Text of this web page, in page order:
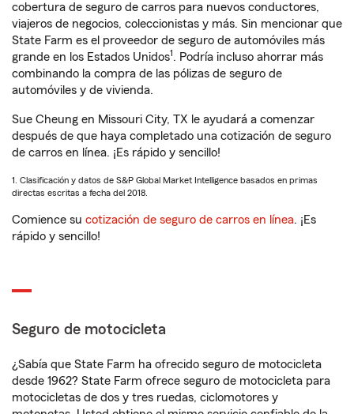
cobertura de seguro de carros para nuevos conductores,
viajeros de negocios, coleccionistas y más. Sin mencionar que
State Farm es el proveedor de seguro de automóviles más
grande en los Estados Unidos1. Podría incluso ahorrar más
combinando la compra de las pólizas de seguro de
automóviles y de vivienda.
Sue Cheung en Missouri City, TX le ayudará a comenzar
después de que haya completado una cotización de seguro
de carros en línea. ¡Es rápido y sencillo!
1. Clasificación y datos de S&P Global Market Intelligence basados en primas
directas escritas a fecha del 2018.
Comience su cotización de seguro de carros en línea. ¡Es
rápido y sencillo!
Seguro de motocicleta
¿Sabía que State Farm ha ofrecido seguro de motocicleta
desde 1962? State Farm ofrece seguro de motocicleta para
motocicletas de dos y tres ruedas, ciclomotores y